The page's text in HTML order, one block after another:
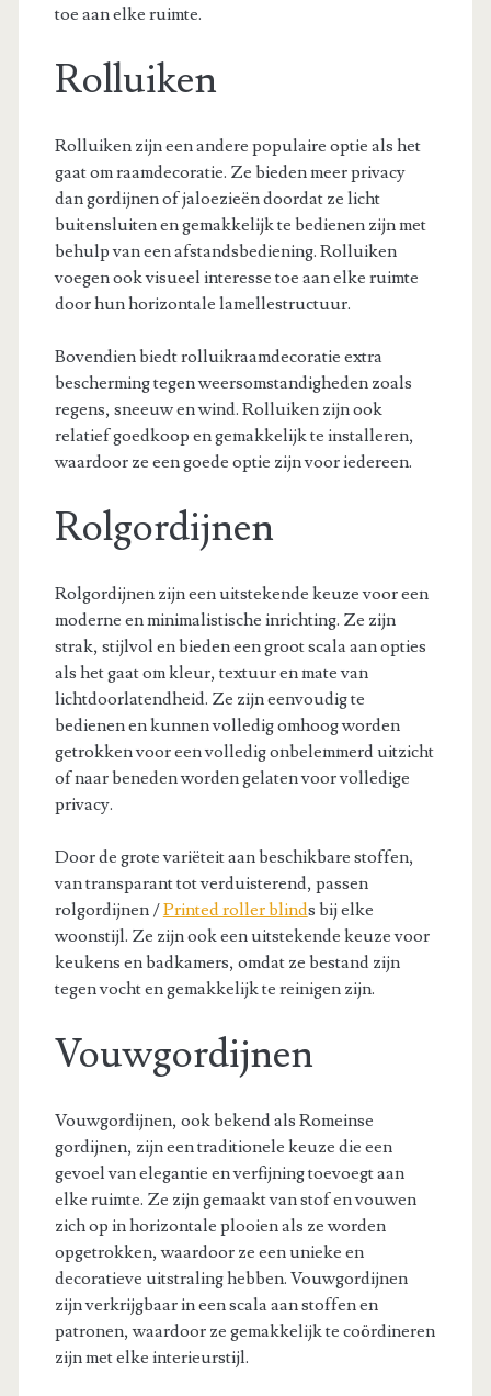
toe aan elke ruimte.
Rolluiken
Rolluiken zijn een andere populaire optie als het
gaat om raamdecoratie. Ze bieden meer privacy
dan gordijnen of jaloezieën doordat ze licht
buitensluiten en gemakkelijk te bedienen zijn met
behulp van een afstandsbediening. Rolluiken
voegen ook visueel interesse toe aan elke ruimte
door hun horizontale lamellestructuur.
Bovendien biedt rolluikraamdecoratie extra
bescherming tegen weersomstandigheden zoals
regens, sneeuw en wind. Rolluiken zijn ook
relatief goedkoop en gemakkelijk te installeren,
waardoor ze een goede optie zijn voor iedereen.
Rolgordijnen
Rolgordijnen zijn een uitstekende keuze voor een
moderne en minimalistische inrichting. Ze zijn
strak, stijlvol en bieden een groot scala aan opties
als het gaat om kleur, textuur en mate van
lichtdoorlatendheid. Ze zijn eenvoudig te
bedienen en kunnen volledig omhoog worden
getrokken voor een volledig onbelemmerd uitzicht
of naar beneden worden gelaten voor volledige
privacy.
Door de grote variëteit aan beschikbare stoffen,
van transparant tot verduisterend, passen
rolgordijnen /Printed roller blinds bij elke
woonstijl. Ze zijn ook een uitstekende keuze voor
keukens en badkamers, omdat ze bestand zijn
tegen vocht en gemakkelijk te reinigen zijn.
Vouwgordijnen
Vouwgordijnen, ook bekend als Romeinse
gordijnen, zijn een traditionele keuze die een
gevoel van elegantie en verfijning toevoegt aan
elke ruimte. Ze zijn gemaakt van stof en vouwen
zich op in horizontale plooien als ze worden
opgetrokken, waardoor ze een unieke en
decoratieve uitstraling hebben. Vouwgordijnen
zijn verkrijgbaar in een scala aan stoffen en
patronen, waardoor ze gemakkelijk te coördineren
zijn met elke interieurstijl.